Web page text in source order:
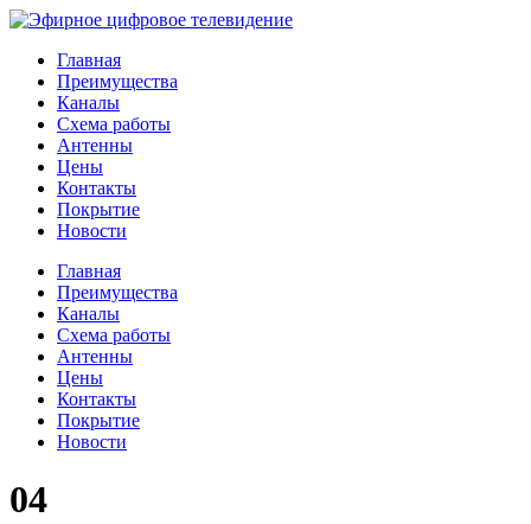
Главная
Преимущества
Каналы
Схема работы
Антенны
Цены
Контакты
Покрытие
Новости
Главная
Преимущества
Каналы
Схема работы
Антенны
Цены
Контакты
Покрытие
Новости
04